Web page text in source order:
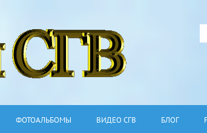
ФОТОАЛЬБОМЫ ВИДЕО СГВ БЛОГ